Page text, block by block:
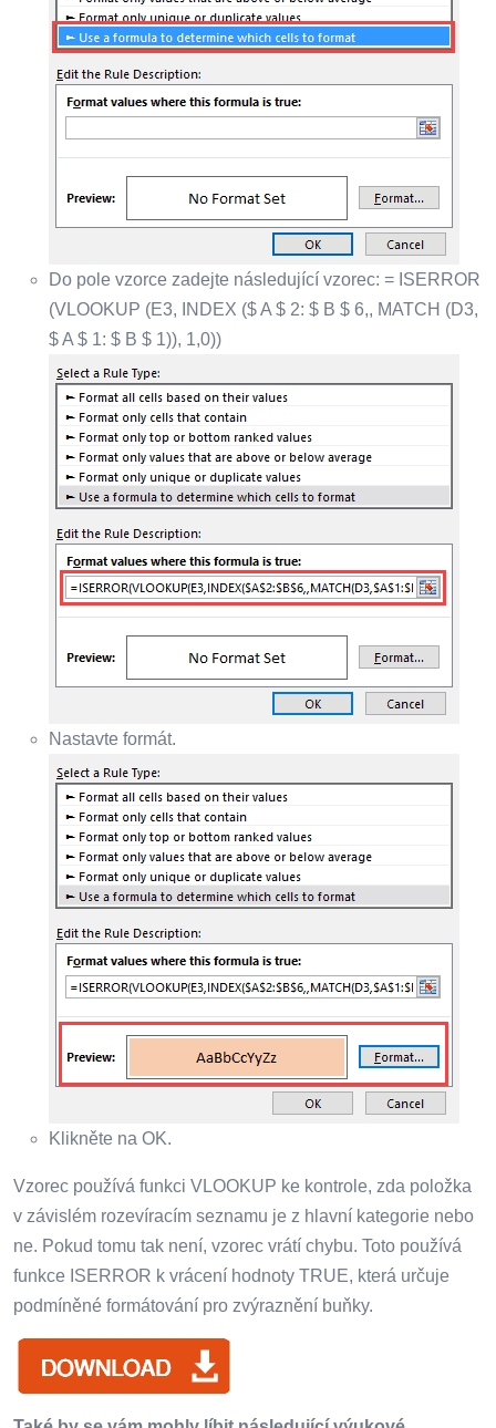
Do pole vzorce zadejte následující vzorec: = ISERROR
(VLOOKUP (E3, INDEX ($ A $ 2: $ B $ 6,, MATCH (D3,
$ A $ 1: $ B $ 1)), 1,0))
Nastavte formát.
Klikněte na OK.
Vzorec používá funkci VLOOKUP ke kontrole, zda položka
v závislém rozevíracím seznamu je z hlavní kategorie nebo
ne. Pokud tomu tak není, vzorec vrátí chybu. Toto používá
funkce ISERROR k vrácení hodnoty TRUE, která určuje
podmíněné formátování pro zvýraznění buňky.